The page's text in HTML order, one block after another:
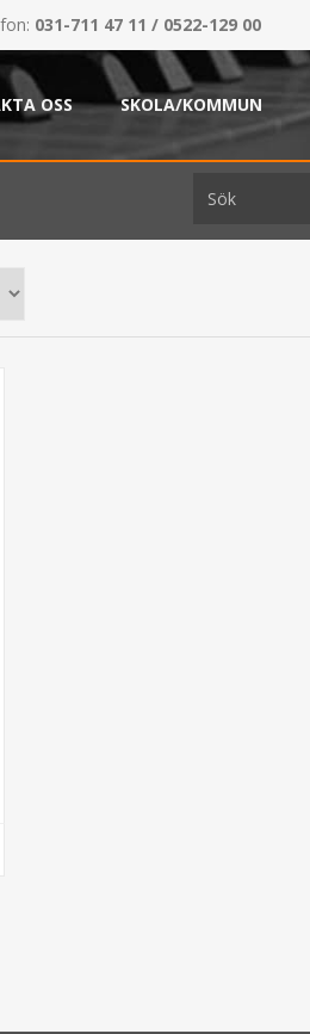
031-711 47 11 / 0522-129 00
OSS SKOLA/KOMMUN